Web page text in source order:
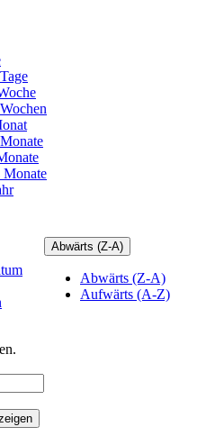
Monate
Abwärts (Z-A)
Abwärts (Z-A)
Aufwärts (A-Z)